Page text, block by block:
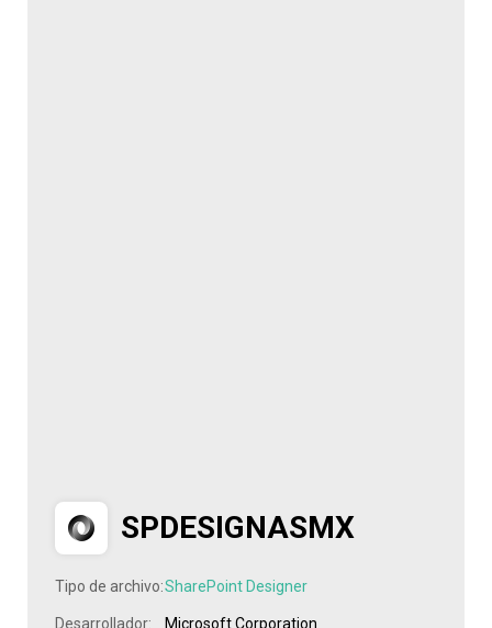
SPDESIGNASMX
Tipo de archivo:SharePoint Designer
Desarrollador: Microsoft Corporation